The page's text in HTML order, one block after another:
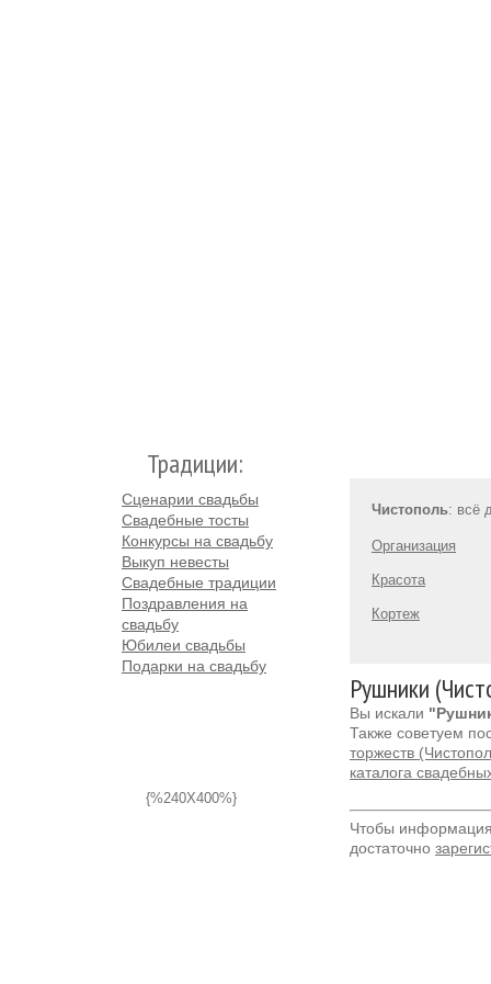
Традиции:
Сценарии свадьбы
Свадебные тосты
Конкурсы на свадьбу
Выкуп невесты
Свадебные традиции
Поздравления на
свадьбу
Юбилеи свадьбы
Подарки на свадьбу
{%240X400%}
Чистополь: всё
Организация
Красота
Кортеж
Рушники
Вы искали
Также советуем
торжеств
каталога
Чтобы
достаточно